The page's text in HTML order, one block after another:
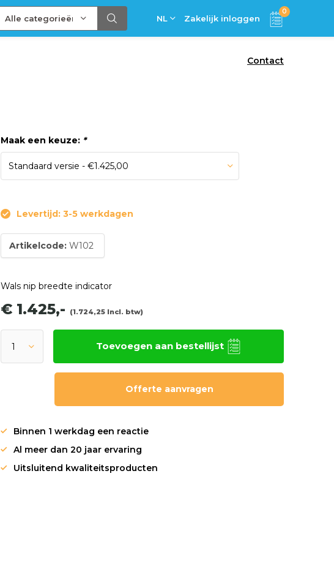
Alle categorieën NL Zakelijk inloggen
0
Contact
Maak een keuze: *
Levertijd: 3-5 werkdagen
Artikelcode: W102
Wals nip breedte indicator
€ 1.425,- (1.724,25 Incl. btw)
Toevoegen aan bestellijst
Offerte aanvragen
Binnen 1 werkdag een reactie
Al meer dan 20 jaar ervaring
Uitsluitend kwaliteitsproducten